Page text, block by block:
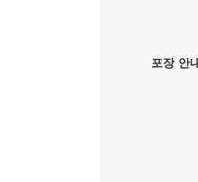
포장 안